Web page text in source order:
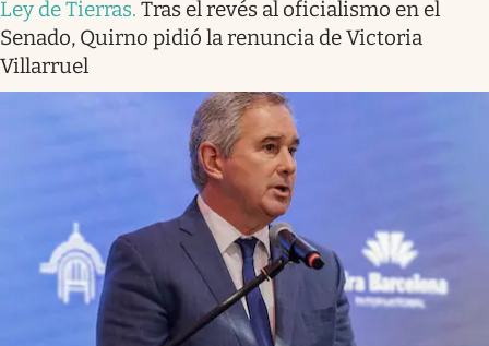
Ley de Tierras. Tras el revés al oficialismo en el
Senado, Quirno pidió la renuncia de Victoria
Villarruel